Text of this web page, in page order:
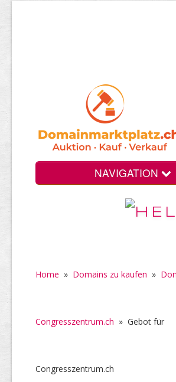
NAVIGATION
Home » Domains zu kaufen »
Congresszentrum.ch » Gebot für
Congresszentrum.ch